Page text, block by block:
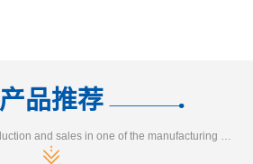
产品推荐
Development, design, production and sales in one of the manufacturing enterprises